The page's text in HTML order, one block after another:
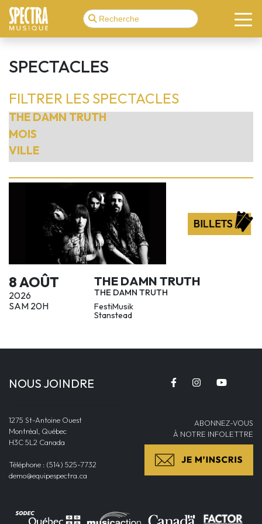
SPECTACLES
FILTRER LES SPECTACLES
8 AOÛT
2026
SAM 20H
THE DAMN TRUTH
THE DAMN TRUTH
FestiMusik
Stanstead
NOUS JOINDRE
1275 St-Antoine Ouest
Montréal, Québec
H3C 5L2 Canada
Téléphone : (514) 525-7732
demo@equipespectra.ca
ABONNEZ-VOUS
À NOTRE INFOLETTRE